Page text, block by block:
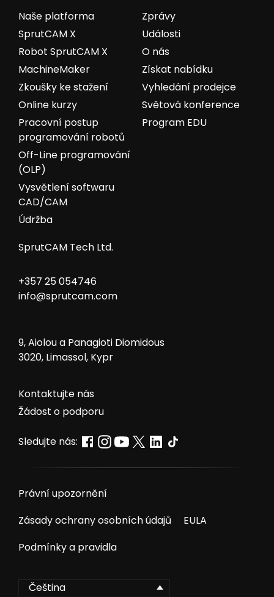
Zprávy
Události
O nás
Získat nabídku
Vyhledání prodejce
Světová konference
Program EDU
Naše platforma
SprutCAM X
Robot SprutCAM X
MachineMaker
Zkoušky ke stažení
Online kurzy
Pracovní postup
programování robotů
Off-Line programování
(OLP)
Vysvětlení softwaru
CAD/CAM
Údržba
SprutCAM Tech Ltd.
+357 25 054746
info@sprutcam.com
9, Aiolou a Panagioti Diomidous
3020, Limassol, Kypr
Kontaktujte nás
Žádost o podporu
Sledujte nás:
Právní upozornění
Zásady ochrany osobních údajů
EULA
Podmínky a pravidla
Čeština